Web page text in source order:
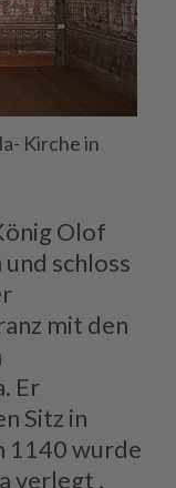
Kirche in
Olof
schloss
mit den
Er
Sitz in
1140 wurde
verlegt ,